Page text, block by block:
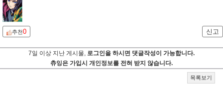
추천0 신고
7일 이상 지난 게시물, 로그인을 하시면 댓글작성이 가능합니다.
츄잉은 가입시 개인정보를 전혀 받지 않습니다.
목록보기